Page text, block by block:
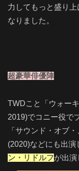
力してもっと盛り
なりました。
超豪華俳優陣
TWDこと「ウォー
2019)でコニー役で
「サウンド・オブ
(2020)などにも出
ン・リドルフが出演